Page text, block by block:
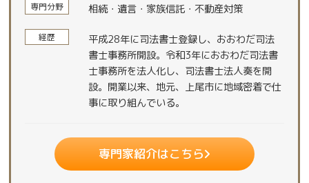
専門分野 相続・遺言・家族信託・不動産対策
経歴
平成28年に司法書士登録し、おおわだ司法
書士事務所開設。令和3年におおわだ司法書
士事務所を法人化し、司法書士法人奏を開
設。開業以来、地元、上尾市に地域密着で仕
事に取り組んでいる。
専門家紹介はこちら